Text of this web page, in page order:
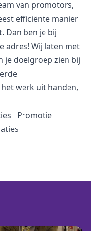
van promotors,
efficiënte manier
Dan ben je bij
adres! Wij laten met
je doelgroep zien bij
werk uit handen,
Promotie